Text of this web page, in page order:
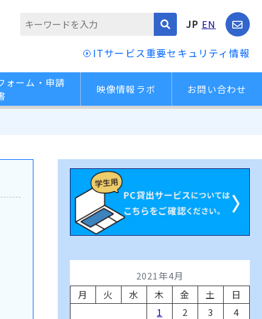
JP EN
ITサービス重要セキュリティ情報
ォーム・申請
映像情報ラボ お問い合わせ
2021年4月
月
火 水 木 金 土
日
1
2 3
4